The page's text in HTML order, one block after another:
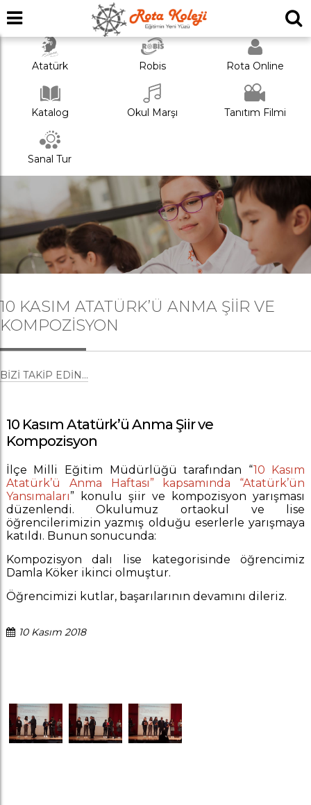
Atatürk Robis Rota Online
Katalog Okul Marşı Tanıtım Filmi
Sanal Tur
10 KASIM ATATÜRK’Ü ANMA ŞIIR VE
KOMPOZISYON
BIZI TAKIP EDIN...
10 Kasım Atatürk’ü Anma Şiir ve
Kompozisyon
İlçe Milli Eğitim Müdürlüğü tarafından “10 Kasım
Atatürk’ü Anma Haftası” kapsamında “Atatürk’ün
Yansımaları” konulu şiir ve kompozisyon yarışması
düzenlendi. Okulumuz ortaokul ve lise
öğrencilerimizin yazmış olduğu eserlerle yarışmaya
katıldı. Bunun sonucunda:
Kompozisyon dalı lise kategorisinde öğrencimiz
Damla Köker ikinci olmuştur.
Öğrencimizi kutlar, başarılarının devamını dileriz.
10 Kasım 2018